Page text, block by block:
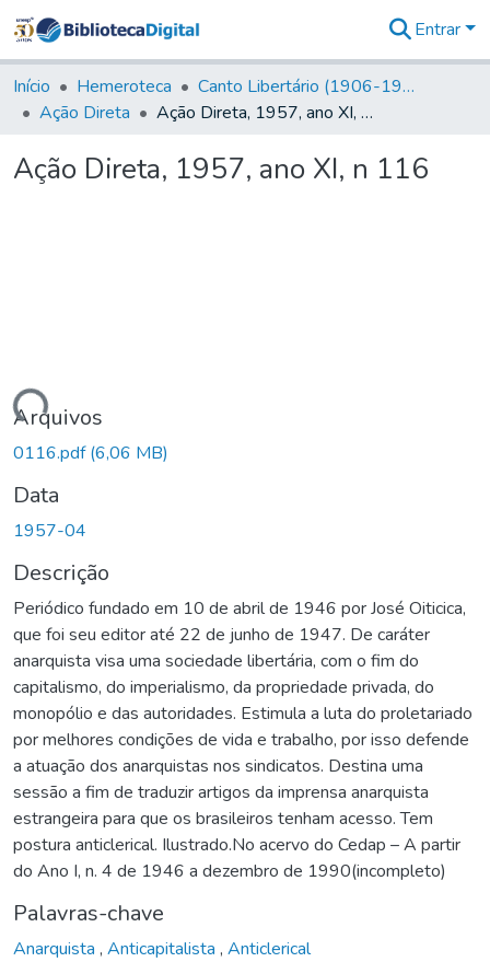
&
Coleções
Tudo na
Digital
Entrar
Início Hemeroteca
Canto Libertário (1906-1995)
Ação Direta
Ação Direta, 1957, ano XI, n 116
Ação Direta, 1957, ano XI, n 116
Arquivos
0116.pdf(6,06 MB)
Data
1957-04
Descrição
Periódico fundado em 10 de abril de 1946 por José Oiticica,
que foi seu editor até 22 de junho de 1947. De caráter
anarquista visa uma sociedade libertária, com o fim do
capitalismo, do imperialismo, da propriedade privada, do
monopólio e das autoridades. Estimula a luta do proletariado
por melhores condições de vida e trabalho, por isso defende
a atuação dos anarquistas nos sindicatos. Destina uma
sessão a fim de traduzir artigos da imprensa anarquista
estrangeira para que os brasileiros tenham acesso. Tem
postura anticlerical. Ilustrado.No acervo do Cedap – A partir
do Ano I, n. 4 de 1946 a dezembro de 1990(incompleto)
Palavras-chave
Anarquista , Anticapitalista , Anticlerical